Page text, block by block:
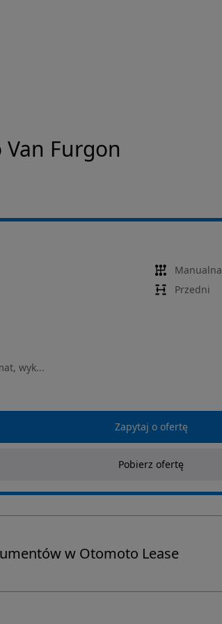
Furgon
Manualna
Przedni
wyk...
Zapytaj o ofertę
Pobierz ofertę
w Otomoto Lease